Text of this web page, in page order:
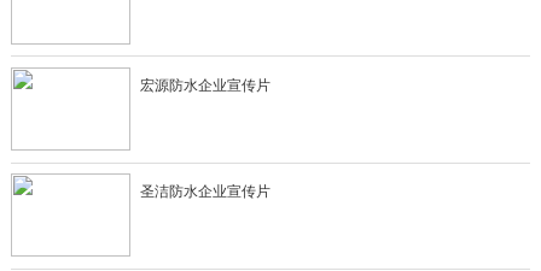
宏源防水企业宣传片
圣洁防水企业宣传片